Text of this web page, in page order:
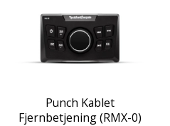
Punch Kablet
Fjernbetjening (RMX-0)